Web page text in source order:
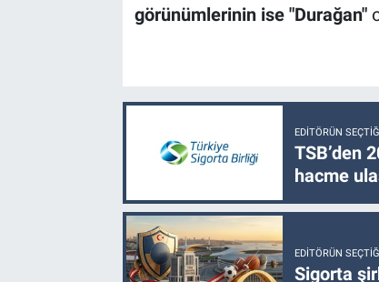
görünümlerinin ise "Durağan"
EDITÖRÜN
TSB’den
hacme
EDITÖRÜN
Sigorta